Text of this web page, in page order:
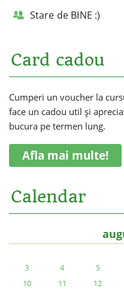
Stare de BINE :)
Card cadou
Cumperi un voucher la
face un cadou util și
bucura pe termen lung.
Afla mai multe!
Calendar
3
4 5
10
11 12